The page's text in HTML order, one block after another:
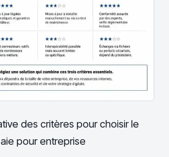
des critères pour choisir le
pour entreprise